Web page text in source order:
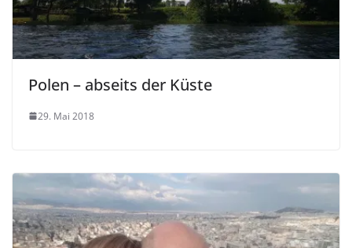
Polen – abseits der Küste
29. Mai 2018